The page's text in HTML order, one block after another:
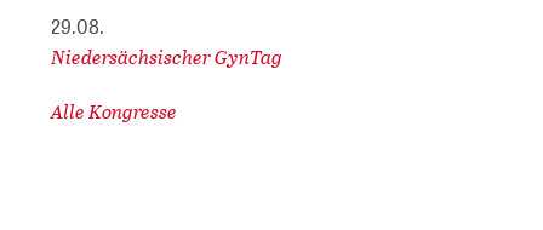
29.08.
Niedersächsischer GynTag
Alle Kongresse